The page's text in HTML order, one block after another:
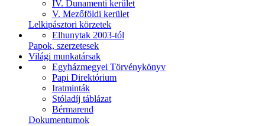
IV. Dunamenti kerület
V. Mezőföldi kerület
Lelkipásztori körzetek
Elhunytak 2003-tól
Papok, szerzetesek
Világi munkatársak
Egyházmegyei Törvénykönyv
Papi Direktórium
Iratminták
Stóladíj táblázat
Bérmarend
Dokumentumok